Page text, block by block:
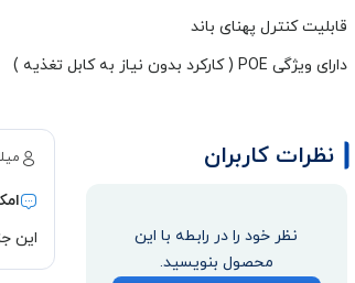
قابلیت کنترل پهنای باند
دارای ویژگی POE ( کارکرد بدون نیاز به کابل تغذیه )
نظرات کاربران
نظر خود را در رابطه با این
محصول بنویسید.
این